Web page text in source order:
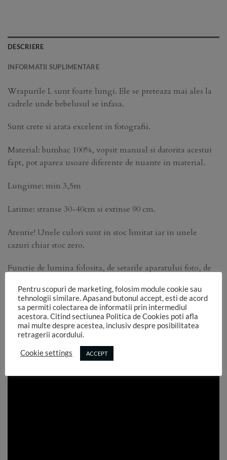
DESCRIERE
INFORMATII SUPLIMENTARE
Wrapurile L sunt foarte lungi. Ele se preteaza mai ales la
cadrele unde bebelusul se infasa.
Sunt crete si arata excelent in fotografii.
Material: bumbac 100%, vopsit manual si datorita acestui
fapt, pot aparea usoare diferente de nuante in material.
Lungime: min 3,5m
Latime: stranse 30-40cm si extinse 90 cm.
Atentie! Unele culori sunt in stoc limitat iar in unele
cazuri chiar stoc zero.
Functie de lumina folosita, de setarile aparatului foto, de
culorile pot sa difere in realitate.
Am atasat un chart de culori care poate sa ajute mai bine
la identificarea nuantelor..
Pentru scopuri de marketing, folosim module cookie sau
tehnologii similare. Apasand butonul accept, esti de acord
sa permiti colectarea de informatii prin intermediul
acestora. Citind sectiunea Politica de Cookies poti afla
mai multe despre acestea, inclusiv despre posibilitatea
retragerii acordului.
Cookie settings ACCEPT